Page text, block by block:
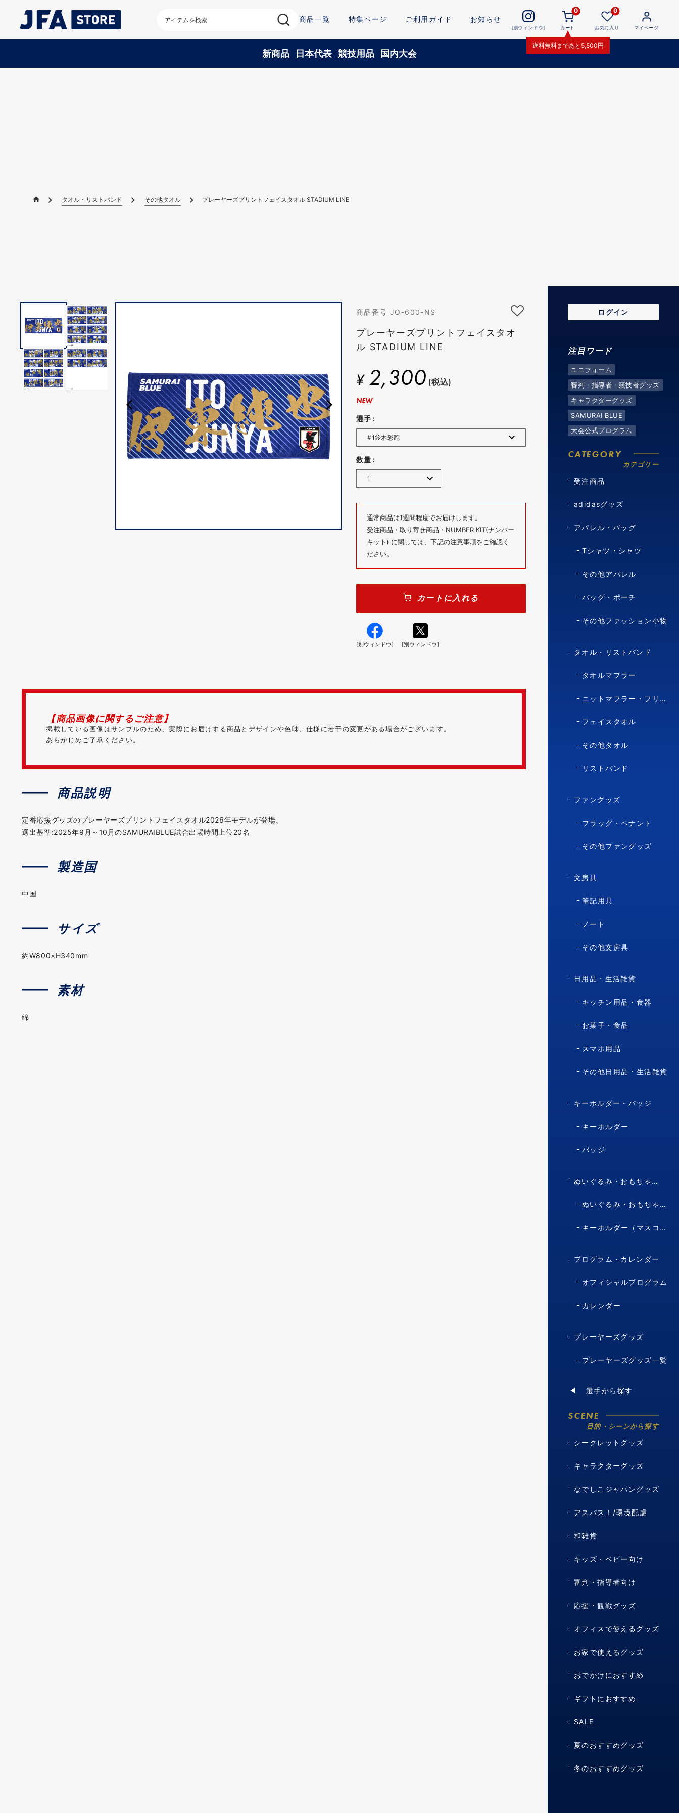
商品一覧 特集ページ ご利用ガイド お知らせ
[別ウィンドウ]
0
カート
送料無料まであと 5,500円
0
お気に入り マイページ
新商品 日本代表 競技用品 国内大会
タオル・リストバンド その他タオル プレーヤーズプリントフェイスタオル STADIUM LINE
商品番号 JO-600-NS
プレーヤーズプリントフェイスタオ
ル STADIUM LINE
¥ 2,300 (税込)
NEW
選手 :
数量 :
通常商品は1週間程度でお届けします。
受注商品・取り寄せ商品・NUMBER KIT(ナンバー
キット) に関しては、下記の注意事項をご確認く
ださい。
カートに入れる
[別ウィンドウ] [別ウィンドウ]
【商品画像に関するご注意】
掲載している画像はサンプルのため、実際にお届けする商品とデザインや色味、仕様に若干の変更がある場合がございます。
あらかじめご了承ください。
商品説明
定番応援グッズのプレーヤーズプリントフェイスタオル2026年モデルが登場。
選出基準:2025年9月～10月のSAMURAIBLUE試合出場時間上位20名
製造国
中国
サイズ
約W800×H340mm
素材
綿
ログイン
注目ワード
ユニフォーム
審判・指導者・競技者グッズ
キャラクターグッズ
SAMURAI BLUE
大会公式プログラム
CATEGORY
カテゴリー
受注商品
adidasグッズ
アパレル・バッグ
Tシャツ・シャツ
その他アパレル
バッグ・ポーチ
その他ファッション小物
タオル・リストバンド
タオルマフラー
ニットマフラー・フリースマフラー
フェイスタオル
その他タオル
リストバンド
ファングッズ
フラッグ・ペナント
その他ファングッズ
文房具
筆記用具
ノート
その他文房具
日用品・生活雑貨
キッチン用品・食器
お菓子・食品
スマホ用品
その他日用品・生活雑貨
キーホルダー・バッジ
キーホルダー
バッジ
ぬいぐるみ・おもちゃ・マスコット・キャラクター
ぬいぐるみ・おもちゃ（マスコット・キャラクター）
キーホルダー（マスコット・キャラクター）
プログラム・カレンダー
オフィシャルプログラム
カレンダー
プレーヤーズグッズ
プレーヤーズグッズ一覧
選手から探す
SCENE
目的・シーンから探す
シークレットグッズ
キャラクターグッズ
なでしこジャパングッズ
アスパス！/環境配慮
和雑貨
キッズ・ベビー向け
審判・指導者向け
応援・観戦グッズ
オフィスで使えるグッズ
お家で使えるグッズ
おでかけにおすすめ
ギフトにおすすめ
SALE
夏のおすすめグッズ
冬のおすすめグッズ